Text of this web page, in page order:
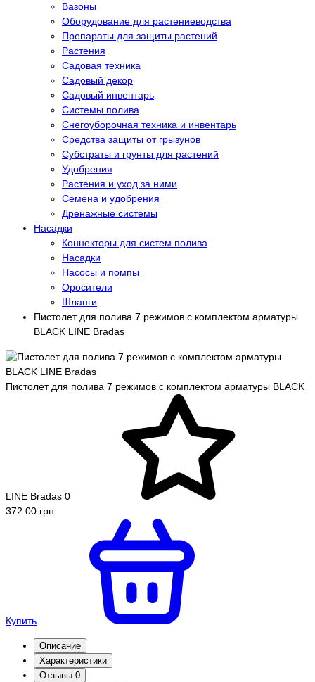
Вазоны
Оборудование для растениеводства
Препараты для защиты растений
Растения
Садовая техника
Садовый декор
Садовый инвентарь
Системы полива
Снегоуборочная техника и инвентарь
Средства защиты от грызунов
Субстраты и грунты для растений
Удобрения
Растения и уход за ними
Семена и удобрения
Дренажные системы
Насадки
Коннекторы для систем полива
Насадки
Насосы и помпы
Оросители
Шланги
Пистолет для полива 7 режимов с комплектом арматуры
BLACK LINE Bradas
Пистолет для полива 7 режимов с комплектом арматуры BLACK
LINE Bradas 0
372.00 грн
Купить
Описание
Характеристики
Отзывы 0